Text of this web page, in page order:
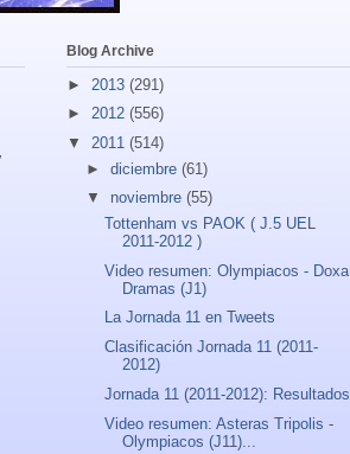
Blog Archive
► 2013 (291)
► 2012 (556)
▼ 2011 (514)
► diciembre (61)
▼ noviembre (55)
Tottenham vs PAOK ( J.5 UEL
2011-2012 )
Video resumen: Olympiacos - Doxa
Dramas (J1)
La Jornada 11 en Tweets
Clasificación Jornada 11 (2011-
2012)
Jornada 11 (2011-2012): Resultados
Video resumen: Asteras Tripolis -
Olympiacos (J11)...